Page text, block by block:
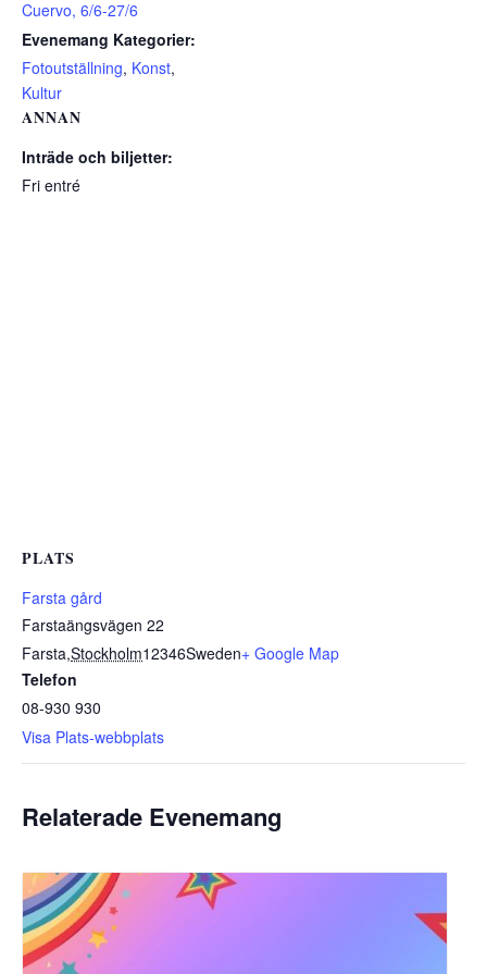
Cuervo, 6/6-27/6
Evenemang Kategorier:
Fotoutställning, Konst,
Kultur
ANNAN
Inträde och biljetter:
Fri entré
PLATS
Farsta gård
Farstaängsvägen 22
Farsta,Stockholm12346Sweden+ Google Map
Telefon
08-930 930
Visa Plats-webbplats
Relaterade Evenemang